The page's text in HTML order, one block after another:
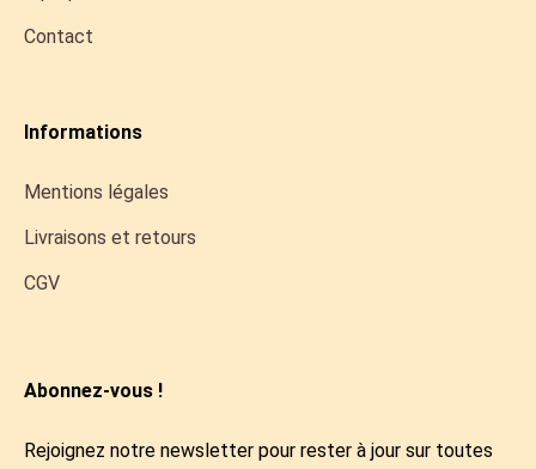
Contact
Informations
Mentions légales
Livraisons et retours
CGV
Abonnez-vous !
Rejoignez notre newsletter pour rester à jour sur toutes